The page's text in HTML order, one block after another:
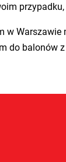
w Warszawie
do